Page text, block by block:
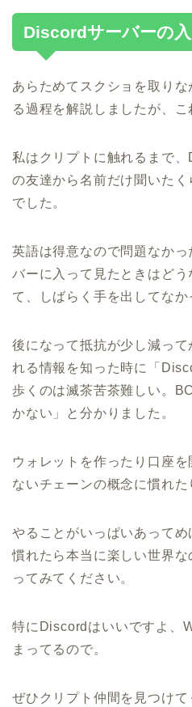
Discordサーバーの
あらためてスクショを取り
る過程を解説しましたが、
私はクリプトに触れるまで
の友達から名前だけ聞いた
でした。
英語は得意なので問題なか
バーに入って見たときはどう
て、しばらく手を出してなか
後になって抵抗が少し減っ
れる情報を知った時に「
歩くのは滅茶苦茶難しい。
かない」と分かりました。
ウォレットを作ったり口座
ないチェーンの概念に慣れた
やることがいっぱいあってめ
慣れたら本当に楽しい世界
ってみてください。
特にDiscordはいいですよ、
まってるので。
ぜひクリプト仲間を見つけて